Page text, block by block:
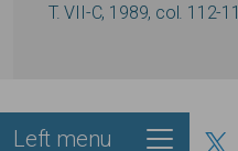
T. VII-C, 1989, col. 112-
Left menu